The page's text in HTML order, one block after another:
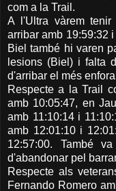
com a la Trail.
A l'Ultra vàrem
arribar amb 19:59:32
Biel també hi varen
lesions (Biel) i falta
d'arribar el més
Respecte a la Trail
amb 10:05:47, en
amb 11:10:14 i
amb 12:01:10 i
12:57:00. També
d'abandonar pel
Respecte als
Fernando Romero